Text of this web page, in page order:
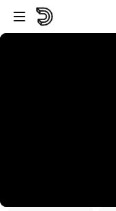
Passer au player
Passer au contenu